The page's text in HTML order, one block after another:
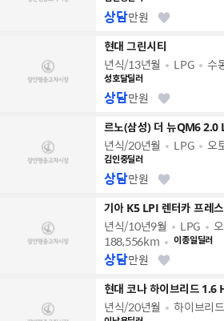
상담만원
현대 그린시티
년식/13년월 LPG 수
성호달딜러
상담만원
르노(삼성) 더 뉴QM6 2.0
년식/20년월 LPG 오
김인중딜러
상담만원
기아 K5 LPI 렌터카 프레
년식/10년9월 LPG
188,556km
이종일딜러
상담만원
현대 코나 하이브리드 1.6
년식/20년월 하이브리드